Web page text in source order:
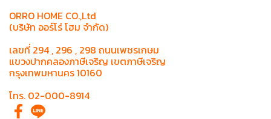
ORRO HOME CO.,Ltd
(บริษัท ออร์โร่ โฮม จำกัด)
เลขที่ 294 , 296 , 298 ถนนเพชรเกษม
แขวงปากคลองภาษีเจริญ เขตภาษีเจริญ
กรุงเทพมหานคร 10160
โทร. 02-000-8914